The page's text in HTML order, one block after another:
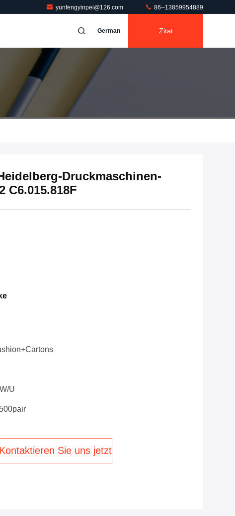
yunfengyinpei@126.com 86--13859954889
German Zitat
Druckmaschinen-
C6.015.818F
U
Kontaktieren Sie uns jetzt